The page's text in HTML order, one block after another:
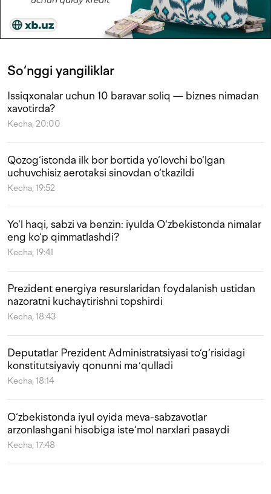
So‘nggi yangiliklar
Issiqxonalar uchun 10 baravar soliq — biznes nimadan
xavotirda?
Kecha, 20:00
Qozog‘istonda ilk bor bortida yo‘lovchi bo‘lgan
uchuvchisiz aerotaksi sinovdan o‘tkazildi
Kecha, 19:52
Yo‘l haqi, sabzi va benzin: iyulda O‘zbekistonda nimalar
eng ko‘p qimmatlashdi?
Kecha, 19:41
Prezident energiya resurslaridan foydalanish ustidan
nazoratni kuchaytirishni topshirdi
Kecha, 18:43
Deputatlar Prezident Administratsiyasi to‘g‘risidagi
konstitutsiyaviy qonunni maʼqulladi
Kecha, 18:14
O‘zbekistonda iyul oyida meva-sabzavotlar
arzonlashgani hisobiga iste‘mol narxlari pasaydi
Kecha, 17:48